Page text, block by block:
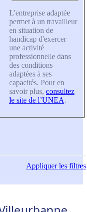
L'entreprise adaptée
permet à un travailleur
en situation de
handicap d'exercer
une activité
professionnelle dans
des conditions
adaptées à ses
capacités. Pour en
savoir plus, consultez
le site de l’UNEA.
Appliquerles filtres